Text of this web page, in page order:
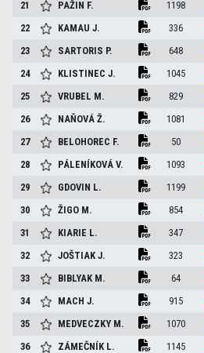
21
PAŽIN F. 1198
22
KAMAUJ. 336
23
SARTORIS P. 648
24
KLISTINECJ. 1045
25
VRUBEL M. 829
26
NAŇOVÁŽ. 1081
27
BELOHOREC F. 50
28
PÁLENÍKOVÁV. 1093
29
GDOVIN L. 1199
30
ŽIGO M. 854
31
KIARIE L. 347
32
JOŠTIAKJ. 323
33
BIBLYAK M. 64
34
MACHJ. 915
35
MEDVECZKY M. 1070
36
ZÁMEČNÍK L. 1145